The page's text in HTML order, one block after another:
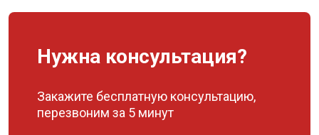
Нужна консультация?
Закажите бесплатную консультацию,
перезвоним за 5 минут